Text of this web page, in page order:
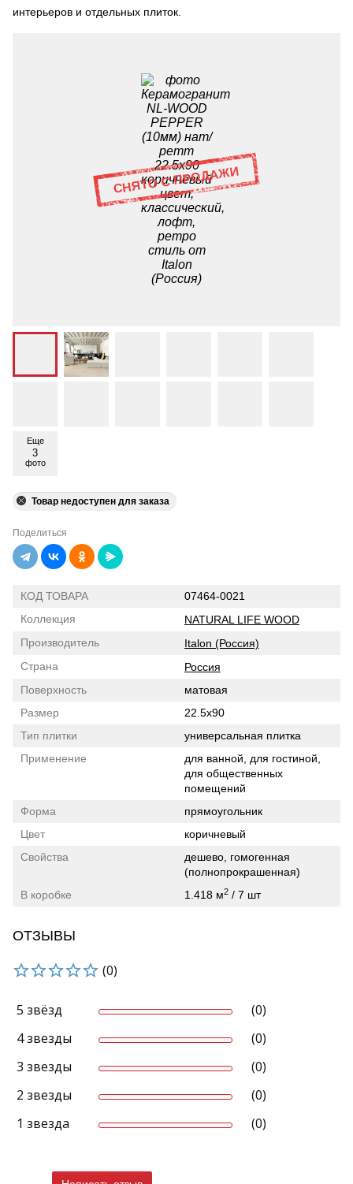
интерьеров и отдельных плиток.
Еще
3
фото
Товар недоступен для заказа
Поделиться
КОД ТОВАРА
07464-0021
Коллекция
NATURAL LIFE WOOD
Производитель
Italon (Россия)
Страна
Россия
Поверхность
матовая
Размер
22.5x90
Тип плитки
универсальная плитка
Применение
для ванной, для гостиной,
для общественных
помещений
Форма
прямоугольник
Цвет
коричневый
Свойства
дешево, гомогенная
(полнопрокрашенная)
В коробке
1.418 м2 / 7 шт
ОТЗЫВЫ
(0)
5 звёзд
(0)
4 звезды
(0)
3 звезды
(0)
2 звезды
(0)
1 звезда
(0)